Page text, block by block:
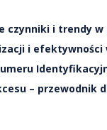
czynniki i trendy
i
– przewodnik